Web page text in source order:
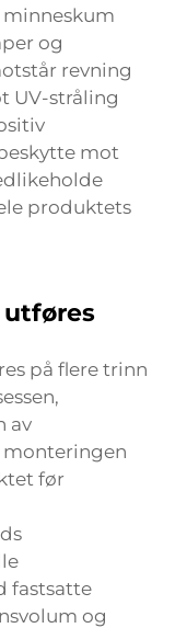
og
revning
UV-stråling
mot
produktets
på flere trinn
av
monteringen
før
fastsatte
og